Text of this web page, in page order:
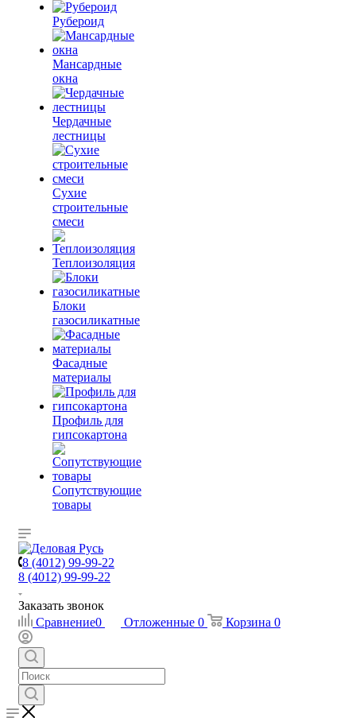
Рубероид
Мансардные
окна
Чердачные
лестницы
Сухие
строительные
смеси
Теплоизоляция
Блоки
газосиликатные
Фасадные
материалы
Профиль для
гипсокартона
Сопутствующие
товары
8 (4012) 99-99-22
8 (4012) 99-99-22
Заказать звонок
Сравнение0 Отложенные 0 Корзина 0